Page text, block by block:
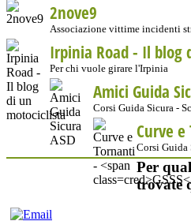
2nove9
Associazione vittime incidenti
Irpinia Road - Il blog
Per chi vuole girare l'Irpinia
Amici Guida
Corsi Guida Sicura -
Curve
Corsi Guida
Per
trovate